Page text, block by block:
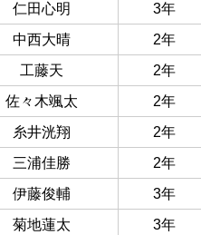
仁田心明 3年
中西大晴 2年
工藤天 2年
佐々木颯太 2年
糸井洸翔 2年
三浦佳勝 2年
伊藤俊輔 3年
菊地蓮太 3年